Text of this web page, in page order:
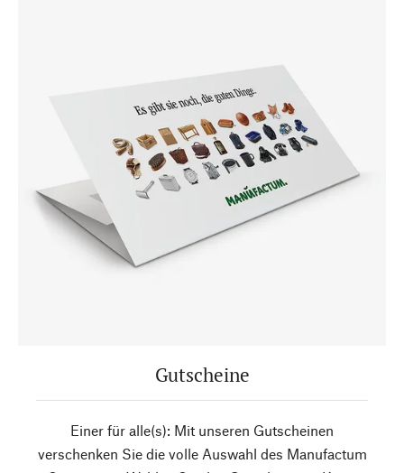
Gutscheine
Einer für alle(s): Mit unseren Gutscheinen
verschenken Sie die volle Auswahl des Manufactum